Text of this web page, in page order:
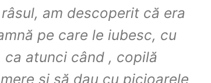
am descoperit că era
pe care le iubesc, cu
atunci când , copilă
și să dau cu picioarele